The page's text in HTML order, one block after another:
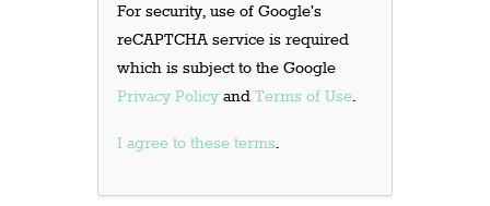
For security, use of Google's
reCAPTCHA service is required
which is subject to the Google
Privacy Policy and Terms of Use.
I agree to these terms.